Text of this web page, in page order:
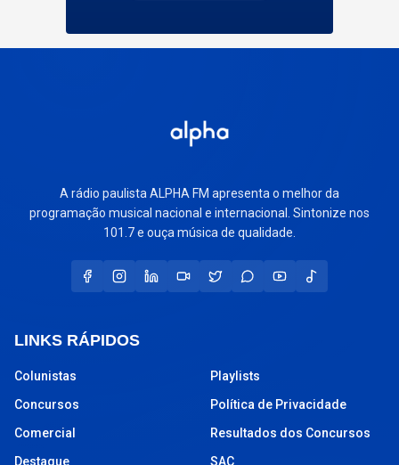
A rádio paulista ALPHA FM apresenta o melhor da
programação musical nacional e internacional. Sintonize nos
101.7 e ouça música de qualidade.
LINKS RÁPIDOS
Colunistas
Concursos
Comercial
Destaque
Playlists
Política de Privacidade
Resultados dos Concursos
SAC